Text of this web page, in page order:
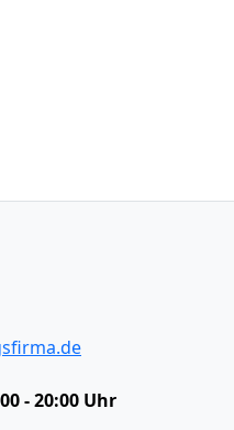
- 20:00 Uhr